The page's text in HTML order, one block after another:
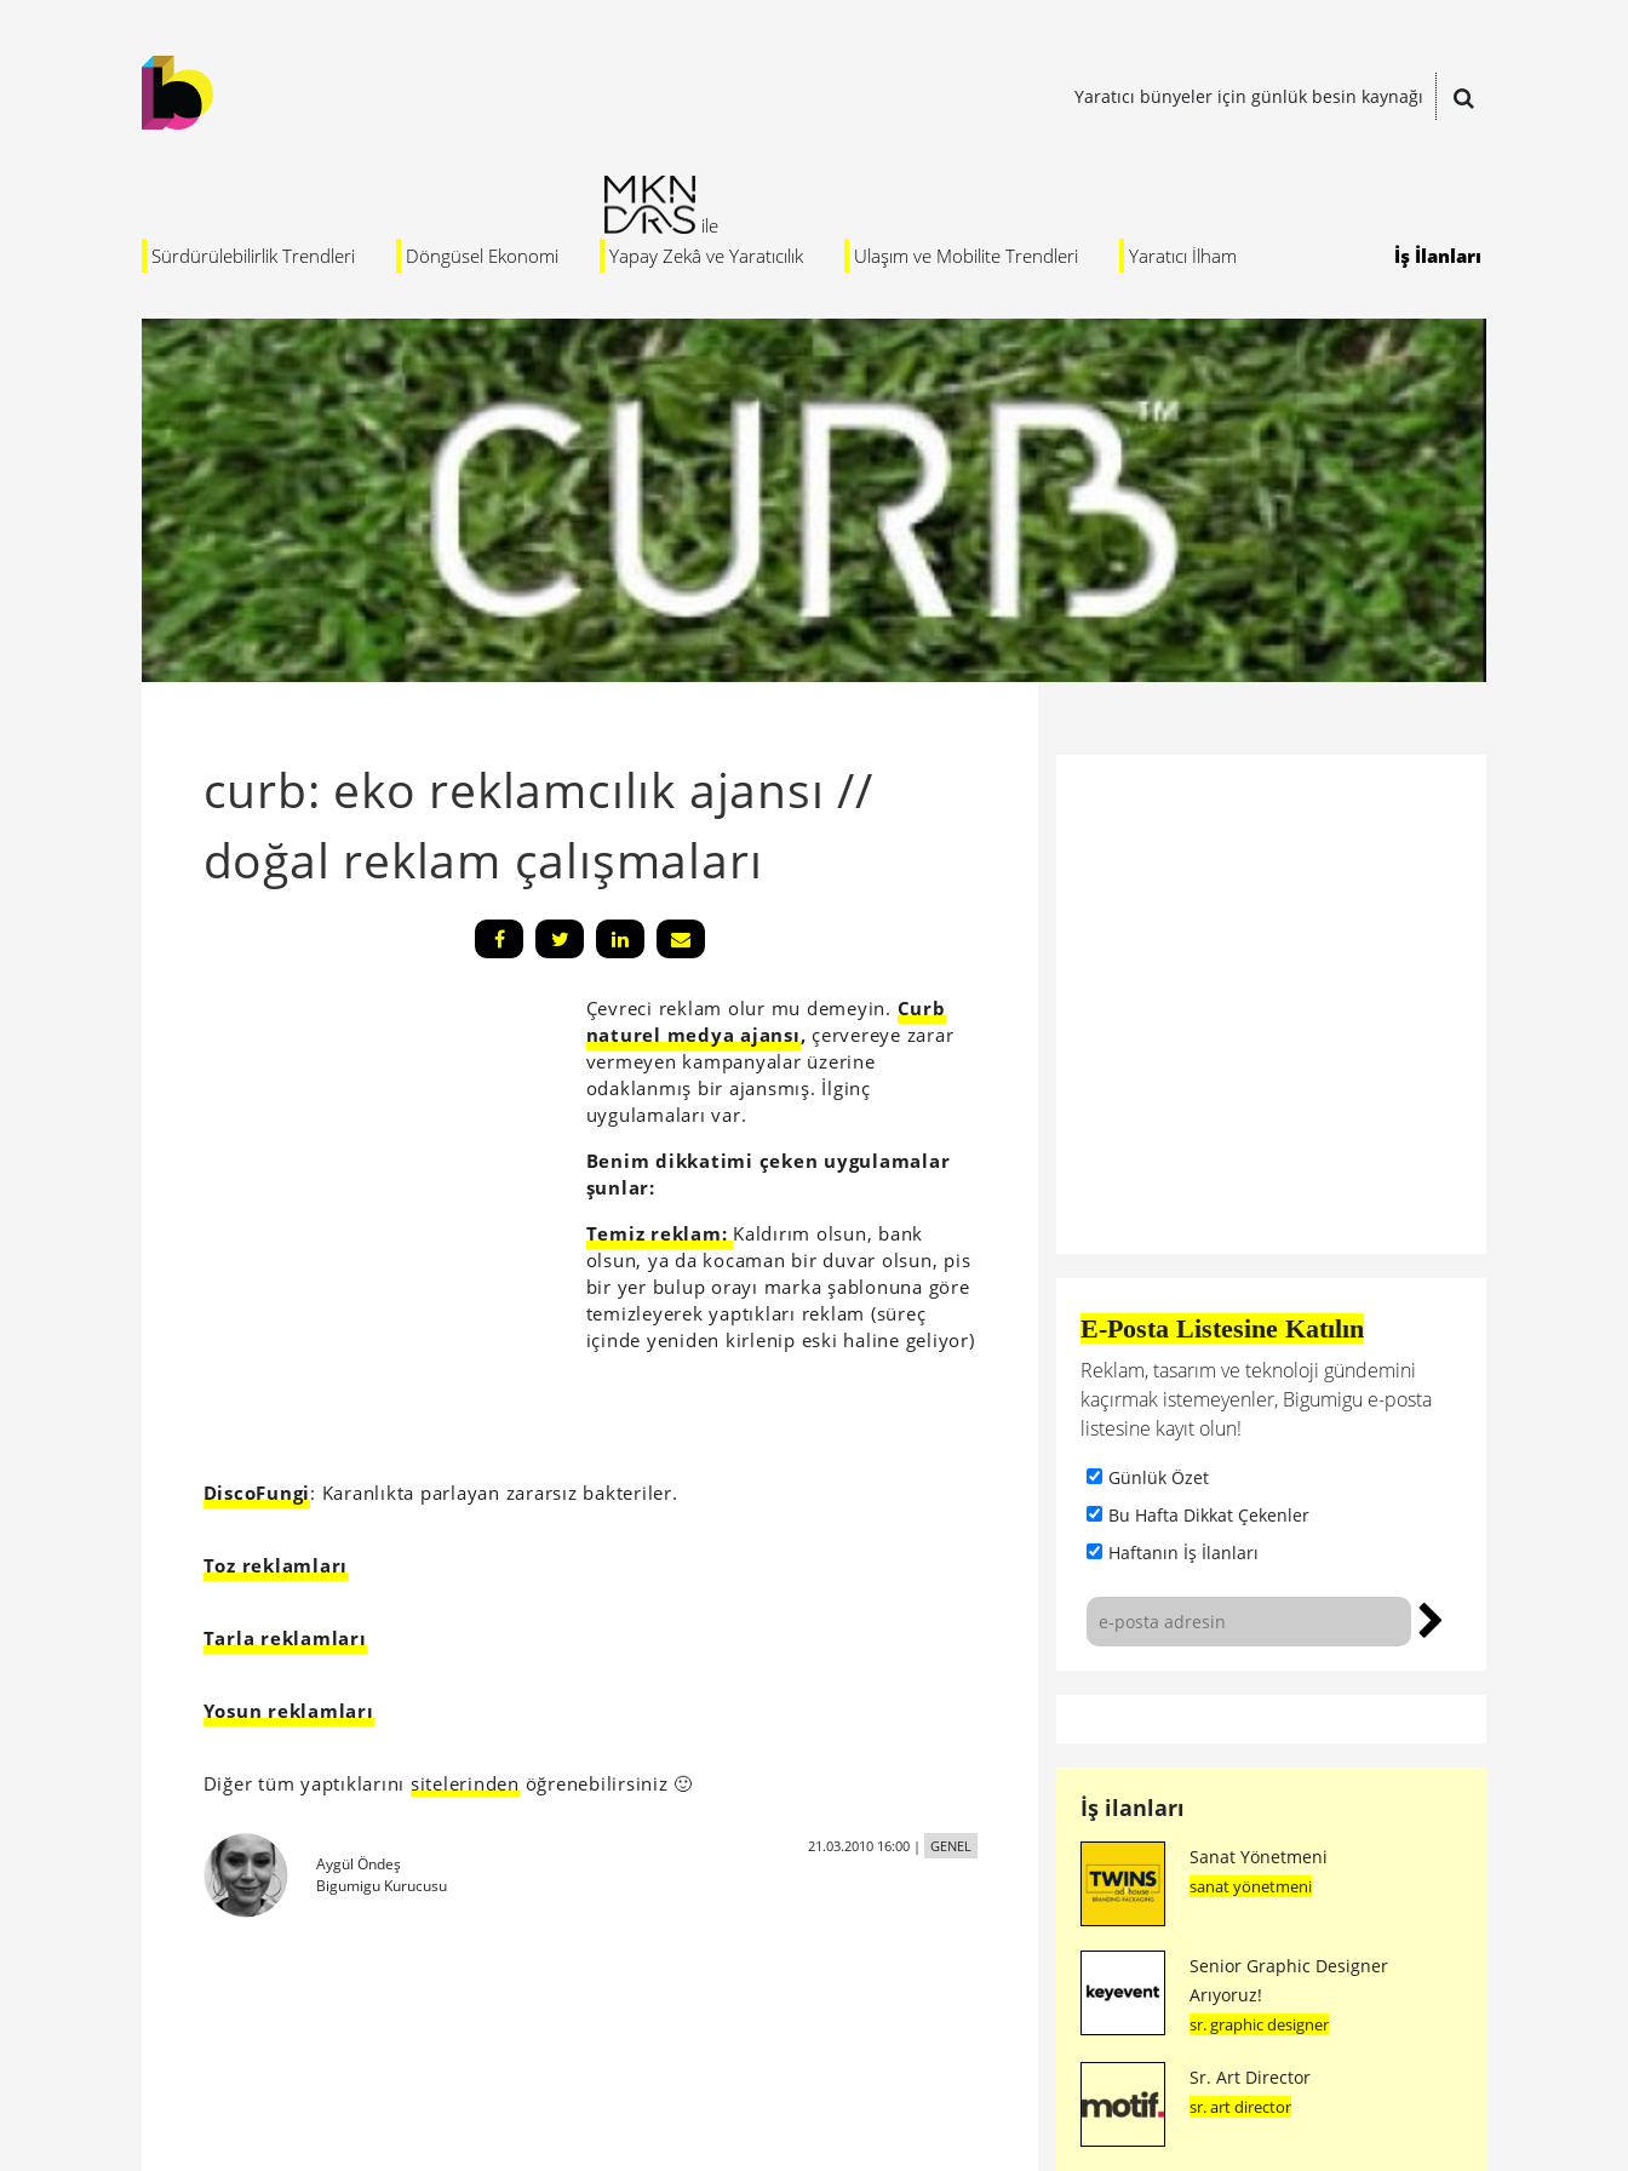
Yaratıcı bünyeler için günlük besin kaynağı
Sürdürülebilirlik Trendleri Döngüsel Ekonomi Yapay Zekâ ve Yaratıcılık Ulaşım ve Mobilite Trendleri Yaratıcı İlham İş İlanları
curb: eko reklamcılık ajansı //
doğal reklam çalışmaları
Çevreci reklam olur mu demeyin. Curb
naturel medya ajansı, çervereye zarar
vermeyen kampanyalar üzerine
odaklanmış bir ajansmış. İlginç
uygulamaları var.
Benim dikkatimi çeken uygulamalar
şunlar:
Temiz reklam: Kaldırım olsun, bank
olsun, ya da kocaman bir duvar olsun, pis
bir yer bulup orayı marka şablonuna göre
temizleyerek yaptıkları reklam (süreç
içinde yeniden kirlenip eski haline geliyor)
DiscoFungi: Karanlıkta parlayan zararsız bakteriler.
Toz reklamları
Tarla reklamları
Yosun reklamları
Diğer tüm yaptıklarını sitelerinden öğrenebilirsiniz 🙂
Aygül Öndeş
Bigumigu Kurucusu
21.03.2010 16:00| GENEL
E-Posta Listesine Katılın
Reklam, tasarım ve teknoloji gündemini
kaçırmak istemeyenler, Bigumigu e-posta
listesine kayıt olun!
Günlük Özet
Bu Hafta Dikkat Çekenler
Haftanın İş İlanları
İş ilanları
Sanat Yönetmeni
sanat yönetmeni
Senior Graphic Designer
Arıyoruz!
sr. graphic designer
Sr. Art Director
sr. art director